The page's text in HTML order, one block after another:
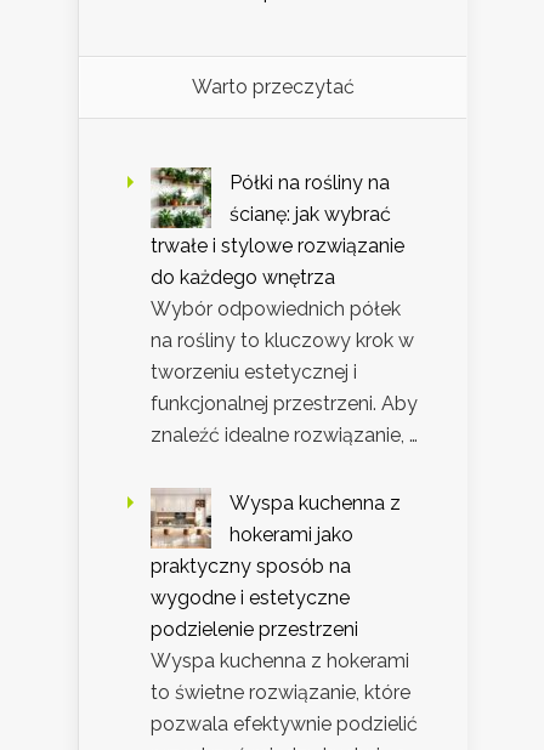
Warto przeczytać
Półki na rośliny na
ścianę: jak wybrać
trwałe i stylowe rozwiązanie
do każdego wnętrza
Wybór odpowiednich półek
na rośliny to kluczowy krok w
tworzeniu estetycznej i
funkcjonalnej przestrzeni. Aby
znaleźć idealne rozwiązanie, …
Wyspa kuchenna z
hokerami jako
praktyczny sposób na
wygodne i estetyczne
podzielenie przestrzeni
Wyspa kuchenna z hokerami
to świetne rozwiązanie, które
pozwala efektywnie podzielić